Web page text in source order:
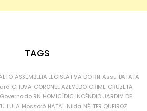
TAGS
ASSEMBLEIA LEGISLATIVA DO RN Assu BATATA
CHUVA CORONEL AZEVEDO CRIME CRUZETA
Governo do RN HOMICÍDIO INCÊNDIO JARDIM DE
LULA Mossoró NATAL Nilda NÉLTER QUEIROZ